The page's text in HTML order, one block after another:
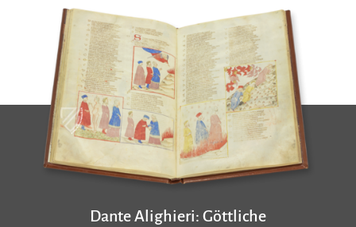
Dante Alighieri: Göttliche